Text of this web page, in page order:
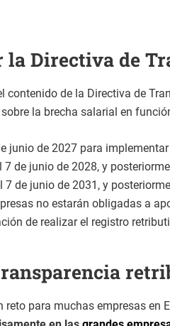
la Directiva de
contenido de la Directiva de
la brecha salarial en
junio de 2027 para
7 de junio de 2028, y
7 de junio de 2031, y
no estarán obligadas a
de realizar el registro
reto para muchas empresas